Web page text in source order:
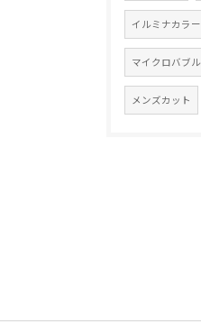
イルミナカラー
マイクロバブル
メンズカット